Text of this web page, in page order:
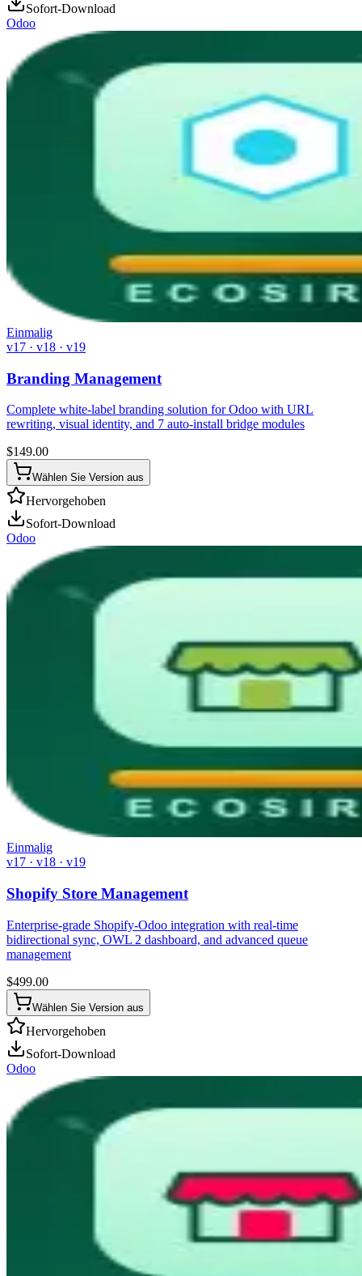
Sofort-Download
Odoo
Einmalig
v17 · v18 · v19
Branding Management
Complete white-label branding solution for Odoo with URL
rewriting, visual identity, and 7 auto-install bridge modules
$149.00
Wählen Sie Version aus
Hervorgehoben
Sofort-Download
Odoo
Einmalig
v17 · v18 · v19
Shopify Store Management
Enterprise-grade Shopify-Odoo integration with real-time
bidirectional sync, OWL 2 dashboard, and advanced queue
management
$499.00
Wählen Sie Version aus
Hervorgehoben
Sofort-Download
Odoo